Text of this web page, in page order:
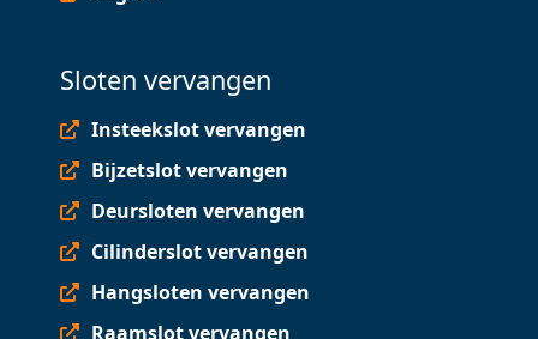
Sloten vervangen
Insteekslot vervangen
Bijzetslot vervangen
Deursloten vervangen
Cilinderslot vervangen
Hangsloten vervangen
Raamslot vervangen